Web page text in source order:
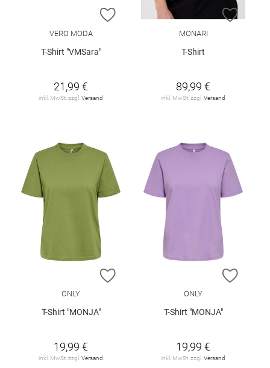
ZUR WUNSCHLISTE HINZUFÜGEN
VERO MODA
T-Shirt "VMSara"
21,99 €
inkl. MwSt. zzgl. Versand
ZUR
MONARI
T-Shirt
89,99 €
inkl. MwSt. zzgl. Versand
ZUR WUNSCHLISTE HINZUFÜGEN
ONLY
T-Shirt "MONJA"
19,99 €
inkl. MwSt. zzgl.Versand
ZUR
ONLY
T-Shirt "MONJA"
19,99 €
inkl. MwSt. zzgl.Versand